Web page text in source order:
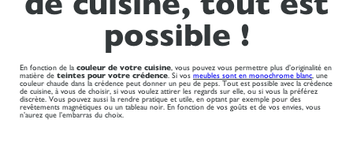
possible !
En fonction de la couleur de votre cuisine, vous pouvez vous permettre plus d’originalité en
matière de teintes pour votre crédence. Si vosmeubles sont en monochrome blanc, une
couleur chaude dans la crédence peut donner un peu de peps. Tout est possible avec la crédence
de cuisine, à vous de choisir, si vous voulez attirer les regards sur elle, ou si vous la préférez
discrète. Vous pouvez aussi la rendre pratique et utile, en optant par exemple pour des
revêtements magnétiques ou un tableau noir. En fonction de vos goûts et de vos envies, vous
n’aurez que l’embarras du choix.